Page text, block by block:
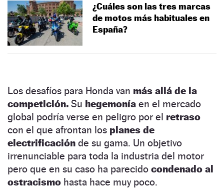
¿Cuáles son las tres marcas
de motos más habituales en
España?
Los desafíos para Honda van más allá de la
competición. Su hegemonía en el mercado
global podría verse en peligro por el retraso
con el que afrontan los planes de
electrificación de su gama. Un objetivo
irrenunciable para toda la industria del motor
pero que en su caso ha parecido condenado al
ostracismo hasta hace muy poco.